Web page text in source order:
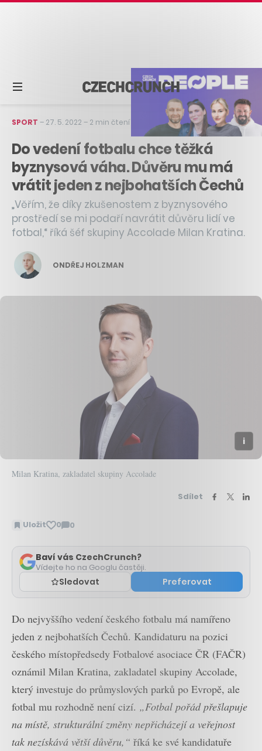
SPORT – 27. 5. 2022 – 2 min čtení
Do vedení fotbalu chce těžká
byznysová váha. Důvěru mu má
vrátit jeden z nejbohatších Čechů
„Věřím, že díky zkušenostem z byznysového
prostředí se mi podaří navrátit důvěru lidí ve
fotbal,“ říká šéf skupiny Accolade Milan Kratina.
ONDŘEJ HOLZMAN
Milan Kratina, zakladatel skupiny Accolade
Sdílet
Uložit 0 0
Zobrazit
Baví vás CzechCrunch?
Vídejte ho na Googlu častěji.
Sledovat Preferovat
Do nejvyššího vedení českého fotbalu má namířeno
jeden z nejbohatších Čechů. Kandidaturu na pozici
českého místopředsedy Fotbalové asociace ČR (FAČR)
oznámil Milan Kratina, zakladatel skupiny Accolade,
který investuje do průmyslových parků po Evropě, ale
fotbal mu rozhodně není cizí. „Fotbal pořád přešlapuje
na místě, strukturální změny nepřicházejí a veřejnost
tak nezískává větší důvěru,“ říká ke své kandidatuře